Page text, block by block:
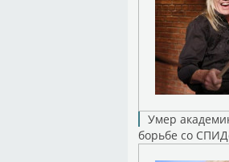
Умер
борьбе со